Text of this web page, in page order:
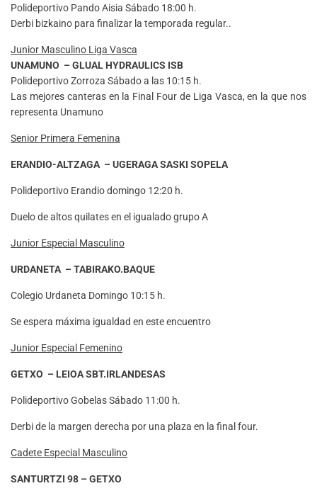
Polideportivo Pando Aisia Sábado 18:00 h.
Derbi bizkaino para finalizar la temporada regular..
Junior Masculino Liga Vasca
UNAMUNO – GLUAL HYDRAULICS ISB
Polideportivo Zorroza Sábado a las 10:15 h.
Las mejores canteras en la Final Four de Liga Vasca, en la que nos
representa Unamuno
Senior Primera Femenina
ERANDIO-ALTZAGA – UGERAGA SASKI SOPELA
Polideportivo Erandio domingo 12:20 h.
Duelo de altos quilates en el igualado grupo A
Junior Especial Masculino
URDANETA – TABIRAKO.BAQUE
Colegio Urdaneta Domingo 10:15 h.
Se espera máxima igualdad en este encuentro
Junior Especial Femenino
GETXO – LEIOA SBT.IRLANDESAS
Polideportivo Gobelas Sábado 11:00 h.
Derbi de la margen derecha por una plaza en la final four.
Cadete Especial Masculino
SANTURTZI 98 – GETXO